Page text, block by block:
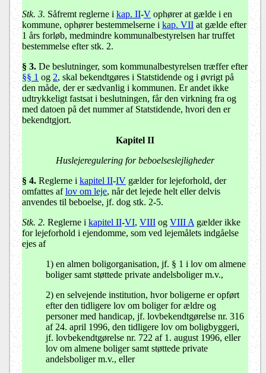
Stk. 3. Såfremt reglerne i kap. II-V ophører at gælde i en
kommune, ophører bestemmelserne i kap. VII at gælde efter
1 års forløb, medmindre kommunalbestyrelsen har truffet
bestemmelse efter stk. 2.
§ 3. De beslutninger, som kommunalbestyrelsen træffer efter
§§ 1 og 2, skal bekendtgøres i Statstidende og i øvrigt på
den måde, der er sædvanlig i kommunen. Er andet ikke
udtrykkeligt fastsat i beslutningen, får den virkning fra og
med datoen på det nummer af Statstidende, hvori den er
bekendtgjort.
Kapitel II
Huslejeregulering for beboelseslejligheder
§ 4. Reglerne i kapitel II-IV gælder for lejeforhold, der
omfattes aflov om leje, når det lejede helt eller delvis
anvendes til beboelse, jf. dog stk. 2-5.
Stk. 2. Reglerne i kapitel II-VI, VIII og VIII A gælder ikke
for lejeforhold i ejendomme, som ved lejemålets indgåelse
ejes af
1) en almen boligorganisation, jf. § 1 i lov om almene
boliger samt støttede private andelsboliger m.v.,
2) en selvejende institution, hvor boligerne er opført
efter den tidligere lov om boliger for ældre og
personer med handicap, jf. lovbekendtgørelse nr. 316
af 24. april 1996, den tidligere lov om boligbyggeri,
jf. lovbekendtgørelse nr. 722 af 1. august 1996, eller
lov om almene boliger samt støttede private
andelsboliger m.v., eller